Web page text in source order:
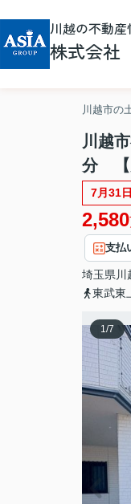
川越の不動
株式会
川越市の
川越
分 【
7月31
2,580
支払
埼玉県 川
東武東
1/7